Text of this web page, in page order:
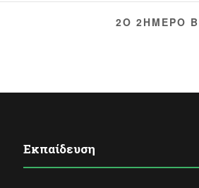
2Ο 2ΗΜΕΡΟ
Εκπαίδευση